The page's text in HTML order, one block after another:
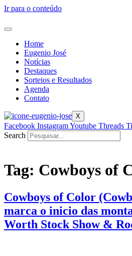
Ir para o conteúdo
Home
Eugenio José
Notícias
Destaques
Sorteios e Resultados
Agenda
Contato
X
Facebook InstagramYoutube Threads
Search
Tag: Cowboys of
Cowboys of Color
marca o inicio das
Worth Stock Show &